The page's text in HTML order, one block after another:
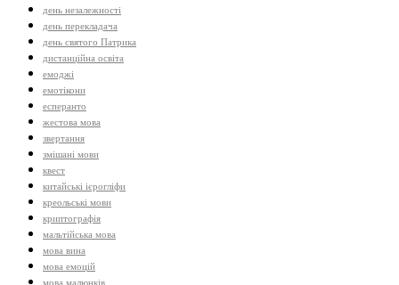
день незалежності
день перекладача
день святого Патрика
дистанційна освіта
емоджі
емотікони
есперанто
жестова мова
звертання
змішані мови
квест
китайські ієрогліфи
креольські мови
криптографія
мальтійська мова
мова вина
мова емоцій
мова малюнків